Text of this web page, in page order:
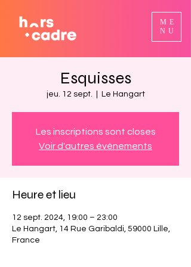
ME
NU
Esquisses
jeu. 12 sept. Le Hangart
Les inscriptions sont closes
Voir d'autres événements
Heure et lieu
12 sept. 2024, 19:00 – 23:00
Le Hangart, 14 Rue Garibaldi, 59000 Lille,
France